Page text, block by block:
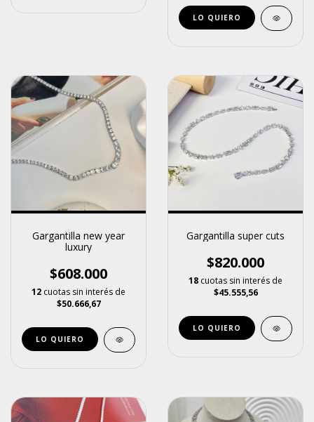
Gargantilla new year
luxury
$608.000
12 cuotas sin interés de
$50.666,67
Gargantilla super cuts
$820.000
18 cuotas sin interés de
$45.555,56